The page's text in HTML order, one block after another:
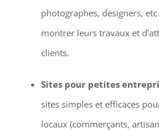
photographes, designers,
montrer leurs travaux et
clients.
Sites pour petites
sites simples et efficaces
locaux (commerçants,